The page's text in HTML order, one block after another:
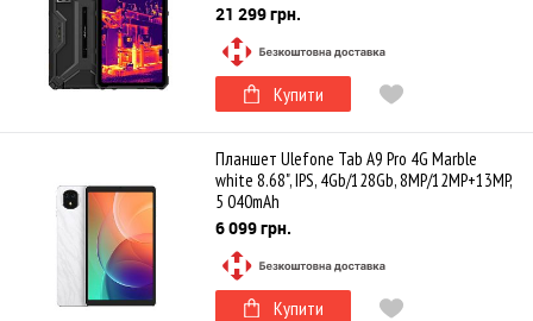
21 299 грн.
Купити
Планшет Ulefone Tab A9 Pro 4G Marble
white 8.68", IPS, 4Gb/128Gb, 8MP/12MP+13MP,
5 040mAh
6 099 грн.
Купити